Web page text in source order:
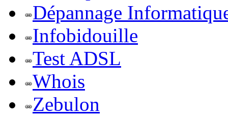
Dépannage
Infobidouille
Test ADSL
Whois
Zebulon